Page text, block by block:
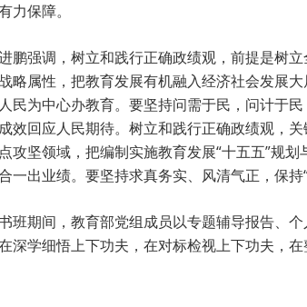
力保障。
鹏强调，树立和践行正确政绩观，前提是树
略属性，把教育发展有机融入经济社会发展
民为中心办教育。要坚持问需于民，问计于
效回应人民期待。树立和践行正确政绩观，
攻坚领域，把编制实施教育发展“十五五”规
一出业绩。要坚持求真务实、风清气正，保
班期间，教育部党组成员以专题辅导报告、
深学细悟上下功夫，在对标检视上下功夫，